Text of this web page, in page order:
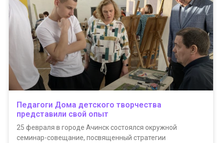
Педагоги Дома детского творчества
представили свой опыт
25 февраля в городе Ачинск состоялся окружной
семинар-совещание, посвященный стратегии